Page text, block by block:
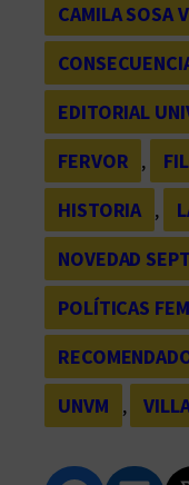
CAMILA SOSA
EDITORIAL
FERVOR ,
HISTORIA ,
NOVEDAD
POLÍTICAS
UNVM
,